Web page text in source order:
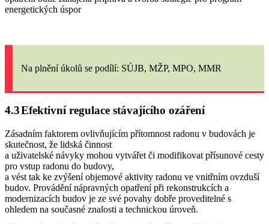
energetických úspor
Na plnění úkolů se podílí: SÚJB, MŽP, MPO, MMR
4.3Efektivní regulace stávajícího ozáření
Zásadním faktorem ovlivňujícím přítomnost radonu v budovách je
skutečnost, že lidská činnost
a uživatelské návyky mohou vytvářet či modifikovat přísunové cesty
pro vstup radonu do budovy,
a vést tak ke zvýšení objemové aktivity radonu ve vnitřním ovzduší
budov. Provádění nápravných opatření při rekonstrukcích a
modernizacích budov je ze své povahy dobře proveditelné s
ohledem na současné znalosti a technickou úroveň.